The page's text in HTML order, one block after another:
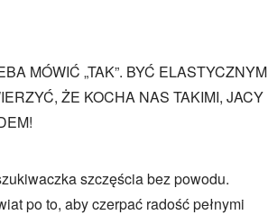
MÓWIĆ „TAK”. BYĆ ELASTYCZNYM
ŻE KOCHA NAS TAKIMI, JACY
szczęścia bez powodu.
po to, aby czerpać radość pełnymi